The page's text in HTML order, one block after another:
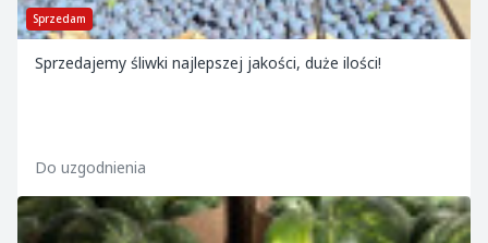
Sprzedam
Sprzedajemy śliwki najlepszej jakości, duże ilości!
Do uzgodnienia